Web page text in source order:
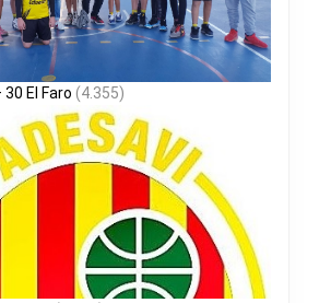
El Faro (4.355)